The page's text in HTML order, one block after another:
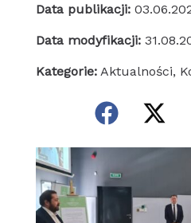
Data publikacji:
Data modyfikacji:
Kategorie: Aktualności,